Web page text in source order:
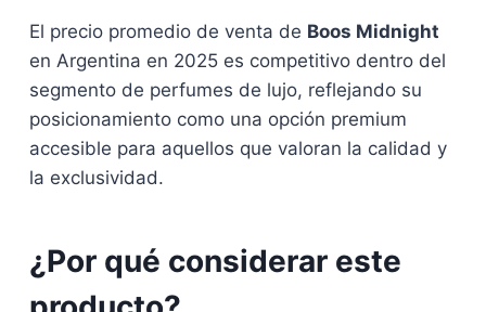
El precio promedio de venta de Boos Midnight
en Argentina en 2025 es competitivo dentro del
segmento de perfumes de lujo, reflejando su
posicionamiento como una opción premium
accesible para aquellos que valoran la calidad y
la exclusividad.
¿Por qué considerar este